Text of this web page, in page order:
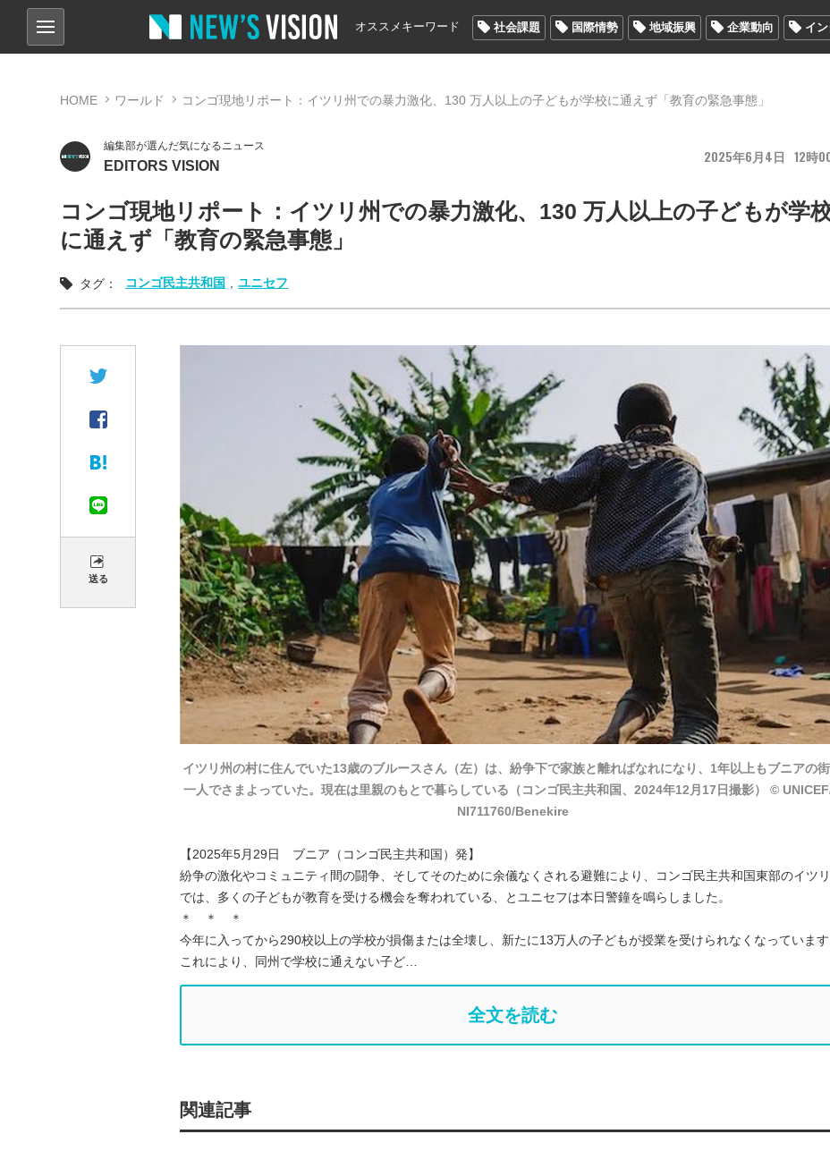
オススメキーワード 社会課題 国際情勢 地域振興 企業動向 イ
HOME ワールド コンゴ現地リポート：イツリ州での暴力激化、130 万人以上の子どもが学校に通えず「教育の緊急事態」
編集部が選んだ気になるニュース
EDITORS VISION
2025 6 4 12
コンゴ現地リポート：イツリ州での暴力激化、130 万人以上の子どもが学
に通えず「教育の緊急事態」
タグ： コンゴ民主共和国 ユニセフ
送る
イツリ州の村に住んでいた13歳のブルースさん（左）は、紛争下で家族と離ればなれになり、1年以上もブニアの
一人でさまよっていた。現在は里親のもとで暮らしている（コンゴ民主共和国、2024年12月17日撮影） ©
NI711760/Benekire
【2025年5月29日 ブニア（コンゴ民主共和国）発】
紛争の激化やコミュニティ間の闘争、そしてそのために余儀なくされる避難により、コンゴ民主共和国東部のイツ
では、多くの子どもが教育を受ける機会を奪われている、とユニセフは本日警鐘を鳴らしました。
＊ ＊ ＊
今年に入ってから290校以上の学校が損傷または全壊し、新たに13万人の子どもが授業を受けられなくなっています
これにより、同州で学校に通えない子ど…
全文を読む
関連記事